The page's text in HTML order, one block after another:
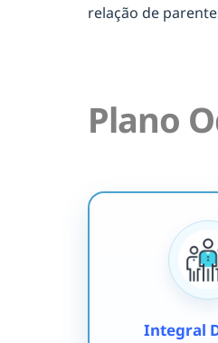
relação de
Plano
Integral